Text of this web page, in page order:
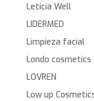
Leticia Well
LIDERMED
Limpieza facial
Londo
LOVREN
Low up